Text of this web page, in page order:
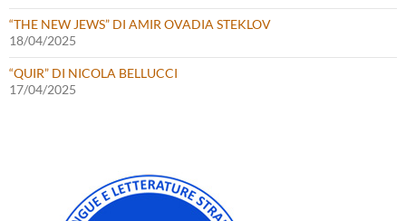
“THE NEW JEWS” DI AMIR OVADIA STEKLOV
18/04/2025
“QUIR” DI NICOLA BELLUCCI
17/04/2025